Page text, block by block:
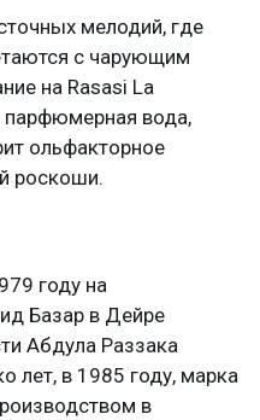
мелодий, где
с чарующим
на Rasasi La
парфюмерная вода,
ольфакторное
роскоши.
году на
Базар в Дейре
Абдула Раззака
лет, в 1985 году, марка
в